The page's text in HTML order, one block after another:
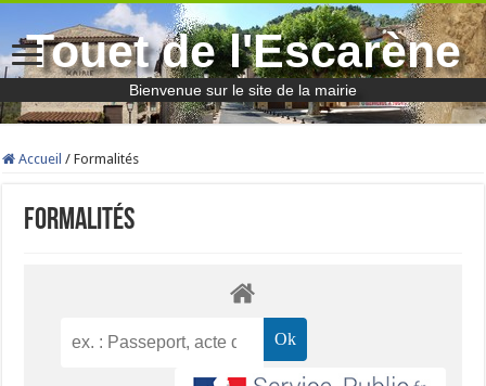
Touet de l'Escarène
Bienvenue sur le site de la mairie
Accueil / Formalités
Formalités